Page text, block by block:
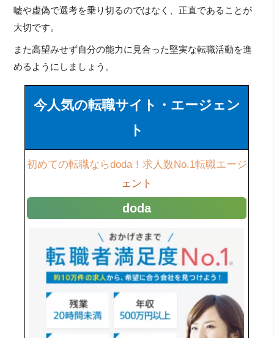
嘘や虚偽で選考を乗り切るのではなく、正直であることが
大切です。
また高望みせず自分の能力に見合った堅実な転職活動を進
めるようにしましょう。
今人気の転職サイト・エージェン
ト
初めての転職ならdoda！求人数No.1転職エージ
ェント
doda